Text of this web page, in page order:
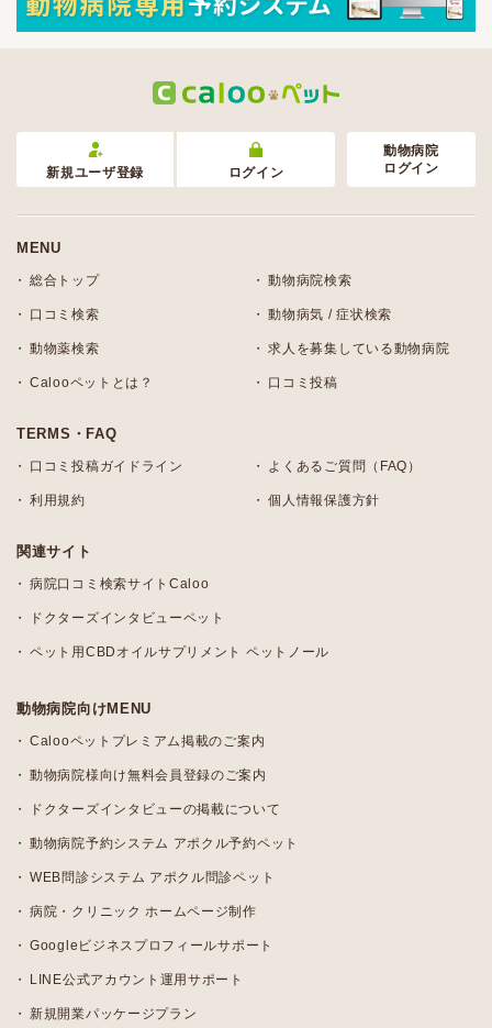
新規ユーザ登録 ログイン
動物病院
ログイン
MENU
総合トップ 動物病院検索
口コミ検索 動物病気 / 症状検索
動物薬検索 求人を募集している動物病院
Calooペットとは？ 口コミ投稿
TERMS・FAQ
口コミ投稿ガイドライン よくあるご質問（FAQ）
利用規約 個人情報保護方針
関連サイト
病院口コミ検索サイトCaloo
ドクターズインタビューペット
ペット用CBDオイルサプリメント ペットノール
動物病院向けMENU
Calooペットプレミアム掲載のご案内
動物病院様向け無料会員登録のご案内
ドクターズインタビューの掲載について
動物病院予約システム アポクル予約ペット
WEB問診システム アポクル問診ペット
病院・クリニック ホームページ制作
Googleビジネスプロフィールサポート
LINE公式アカウント運用サポート
新規開業パッケージプラン